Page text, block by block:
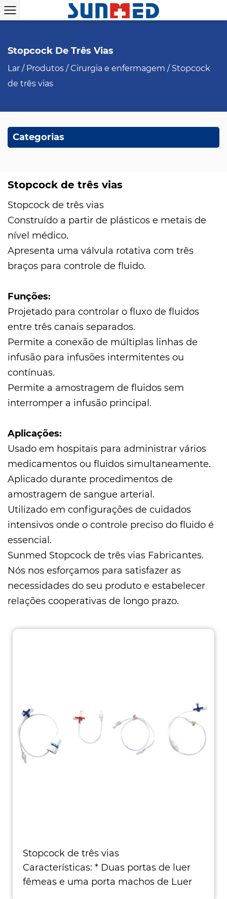
Stopcock De Três Vias
Lar / Produtos /Cirurgia e enfermagem / Stopcock
de três vias
Categorias
Stopcock de três vias
Stopcock de três vias
Construído a partir de plásticos e metais de
nível médico.
Apresenta uma válvula rotativa com três
braços para controle de fluido.
Funções:
Projetado para controlar o fluxo de fluidos
entre três canais separados.
Permite a conexão de múltiplas linhas de
infusão para infusões intermitentes ou
contínuas.
Permite a amostragem de fluidos sem
interromper a infusão principal.
Aplicações:
Usado em hospitais para administrar vários
medicamentos ou fluidos simultaneamente.
Aplicado durante procedimentos de
amostragem de sangue arterial.
Utilizado em configurações de cuidados
intensivos onde o controle preciso do fluido é
essencial.
Sunmed Stopcock de três vias Fabricantes.
Nós nos esforçamos para satisfazer as
necessidades do seu produto e estabelecer
relações cooperativas de longo prazo.
Stopcock de três vias
Características: * Duas portas de luer
fêmeas e uma porta machos de Luer